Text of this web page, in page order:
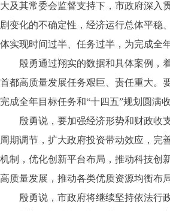
大及其常委会监督支持下，市政府深入
剧变化的不确定性，经济运行总体平稳
体实现时间过半、任务过半，为完成全
殷勇通过翔实的数据和具体案例，着
首都高质量发展任务艰巨、责任重大。
完成全年目标任务和“十四五”规划圆满
殷勇说，要加强经济形势和财政收支
周期调节，扩大政府投资带动效应，完
机制，优化创新平台布局，推动科技创
高质量发展，推动各类优质资源均衡布
殷勇说，市政府将继续坚持依法行政